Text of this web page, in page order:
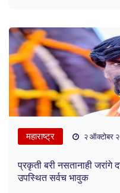
महाराष्ट्र २ ऑक्टोबर
प्रकृती बरी नसतानाही
उपस्थित सर्वच भावुक